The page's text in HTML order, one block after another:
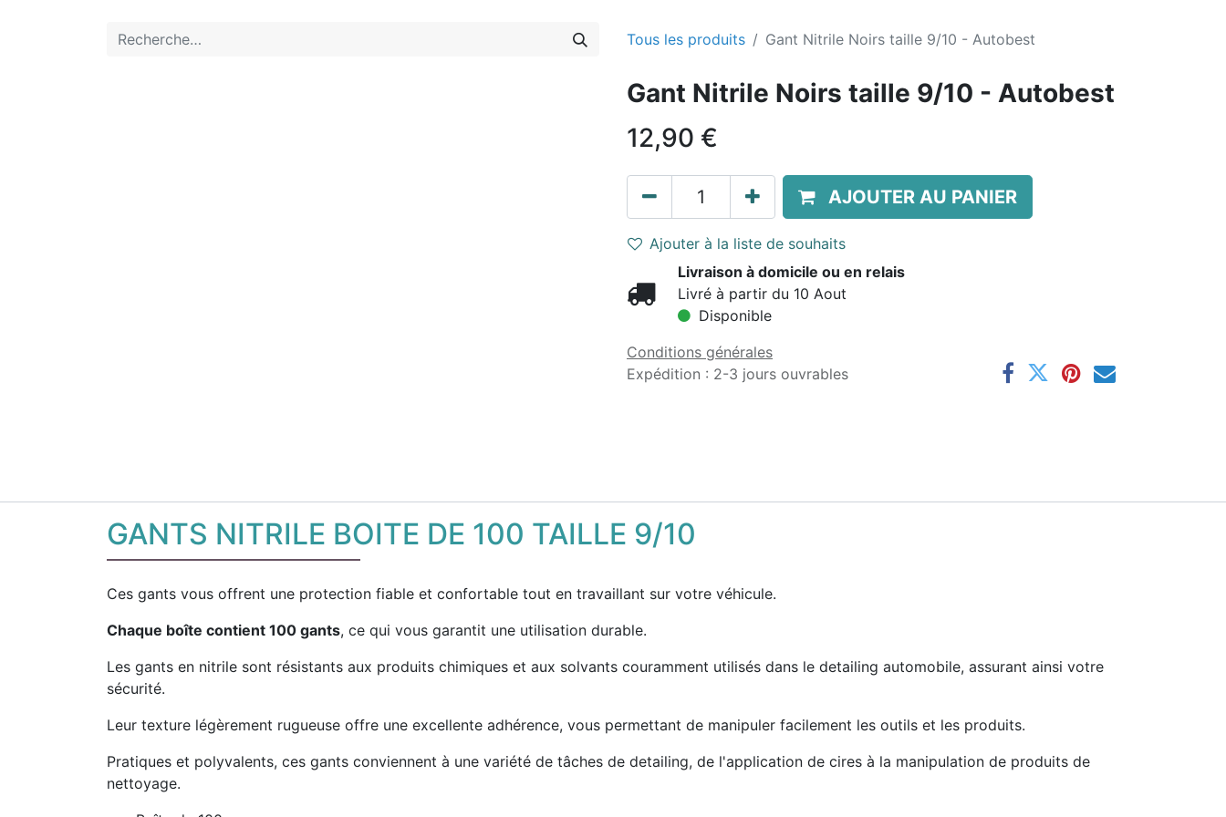
Tous les produits Gant Nitrile Noirs taille 9/10 - Autobest
Gant Nitrile Noirs taille 9/10 - Autobest
12,90 €
AJOUTER AU PANIER
Ajouter à la liste de souhaits
Livraison à domicile ou en relais
Livré à partir du 10 Aout
Disponible
Conditions générales
Expédition : 2-3 jours ouvrables
GANTS NITRILE BOITE DE 100 TAILLE 9/10
Ces gants vous offrent une protection fiable et confortable tout en travaillant sur votre véhicule.
Chaque boîte contient 100 gants, ce qui vous garantit une utilisation durable.
Les gants en nitrile sont résistants aux produits chimiques et aux solvants couramment utilisés dans le detailing automobile, assurant ainsi votre
sécurité.
Leur texture légèrement rugueuse offre une excellente adhérence, vous permettant de manipuler facilement les outils et les produits.
Pratiques et polyvalents, ces gants conviennent à une variété de tâches de detailing, de l'application de cires à la manipulation de produits de
nettoyage.